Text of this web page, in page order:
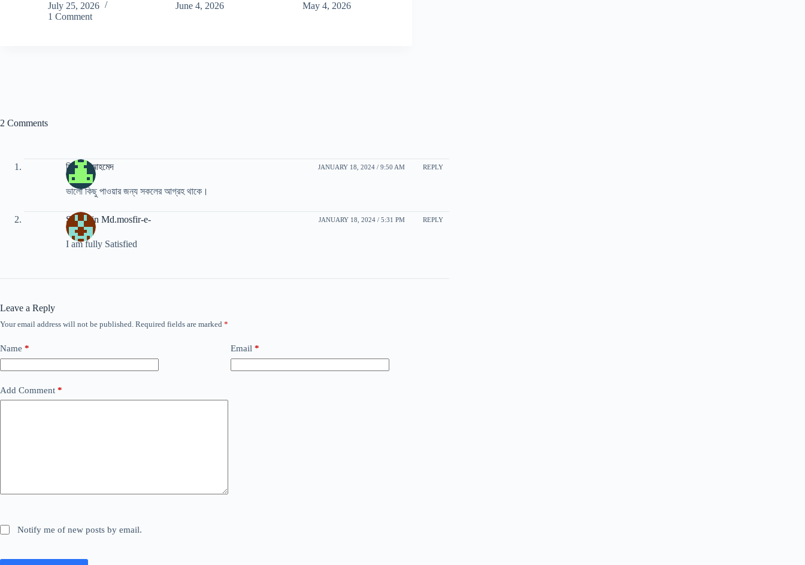
July 25, 2026
1 Comment
June 4, 2026
May 4, 2026
2 Comments
ফিরোজ আহমেদ JANUARY 18, 2024 / 9:50 AM REPLY
ভালো কিছু পাওয়ার জন্য সকলের আগ্রহ থাকে।
Shalehin Md.mosfir-e- JANUARY 18, 2024 / 5:31 PM REPLY
I am fully Satisfied
Leave a Reply
Your email address will not be published. Required fields are marked *
Name * Email *
Add Comment *
Notify me of new posts by email.